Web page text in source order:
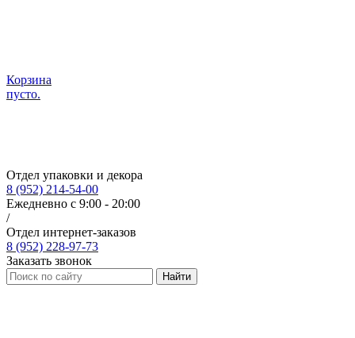
Корзина
пусто.
Отдел упаковки и декора
8 (952) 214-54-00
Ежедневно с 9:00 - 20:00
/
Отдел интернет-заказов
8 (952) 228-97-73
Заказать звонок
Найти